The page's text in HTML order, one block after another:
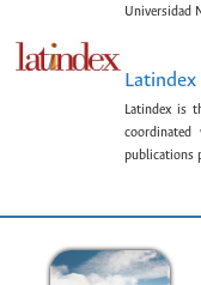
Universidad
Latindex
Latindex is
coordinated
publications